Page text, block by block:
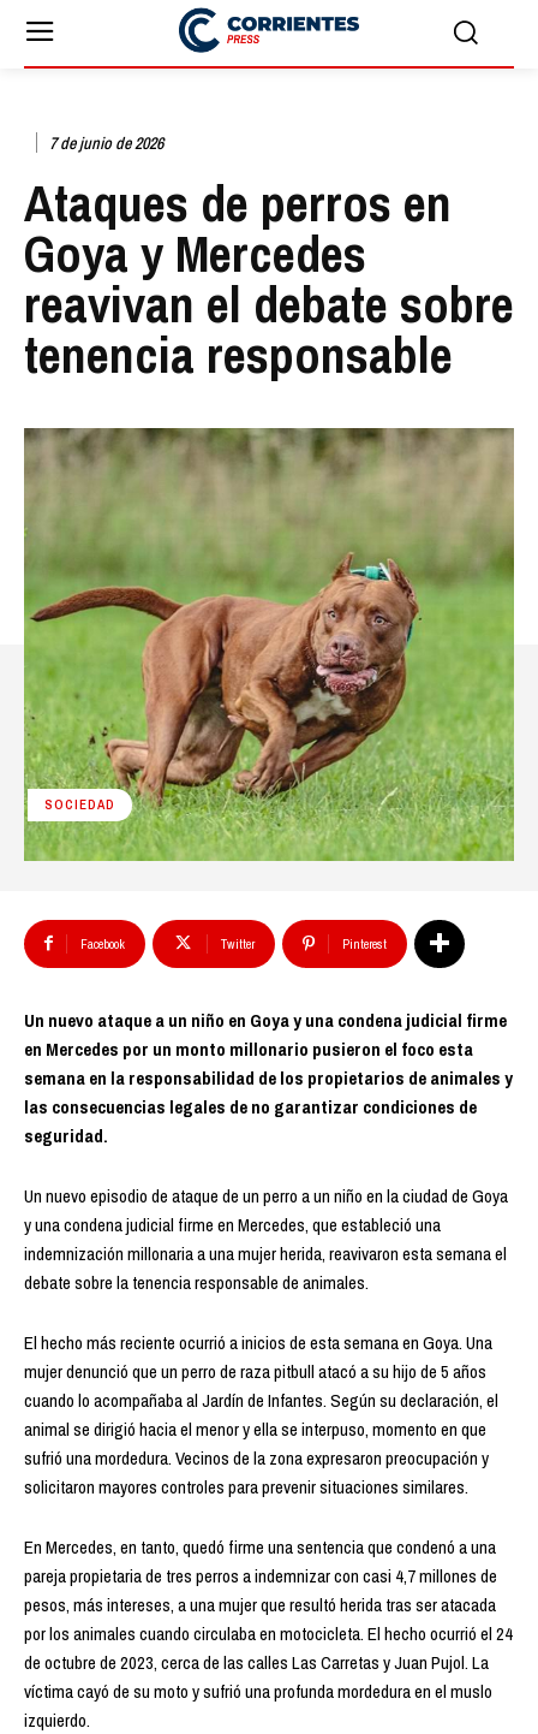
7 de junio de 2026
Ataques de perros en
Goya y Mercedes
reavivan el debate sobre
tenencia responsable
SOCIEDAD
Facebook Twitter Pinterest
Un nuevo ataque a un niño en Goya y una condena judicial firme
en Mercedes por un monto millonario pusieron el foco esta
semana en la responsabilidad de los propietarios de animales y
las consecuencias legales de no garantizar condiciones de
seguridad.
Un nuevo episodio de ataque de un perro a un niño en la ciudad de Goya
y una condena judicial firme en Mercedes, que estableció una
indemnización millonaria a una mujer herida, reavivaron esta semana el
debate sobre la tenencia responsable de animales.
El hecho más reciente ocurrió a inicios de esta semana en Goya. Una
mujer denunció que un perro de raza pitbull atacó a su hijo de 5 años
cuando lo acompañaba al Jardín de Infantes. Según su declaración, el
animal se dirigió hacia el menor y ella se interpuso, momento en que
sufrió una mordedura. Vecinos de la zona expresaron preocupación y
solicitaron mayores controles para prevenir situaciones similares.
En Mercedes, en tanto, quedó firme una sentencia que condenó a una
pareja propietaria de tres perros a indemnizar con casi 4,7 millones de
pesos, más intereses, a una mujer que resultó herida tras ser atacada
por los animales cuando circulaba en motocicleta. El hecho ocurrió el 24
de octubre de 2023, cerca de las calles Las Carretas y Juan Pujol. La
víctima cayó de su moto y sufrió una profunda mordedura en el muslo
izquierdo.